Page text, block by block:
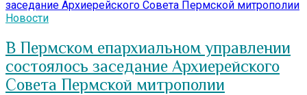
Новости
В Пермском епархиальном управлении
состоялось заседание Архиерейского
Совета Пермской митрополии